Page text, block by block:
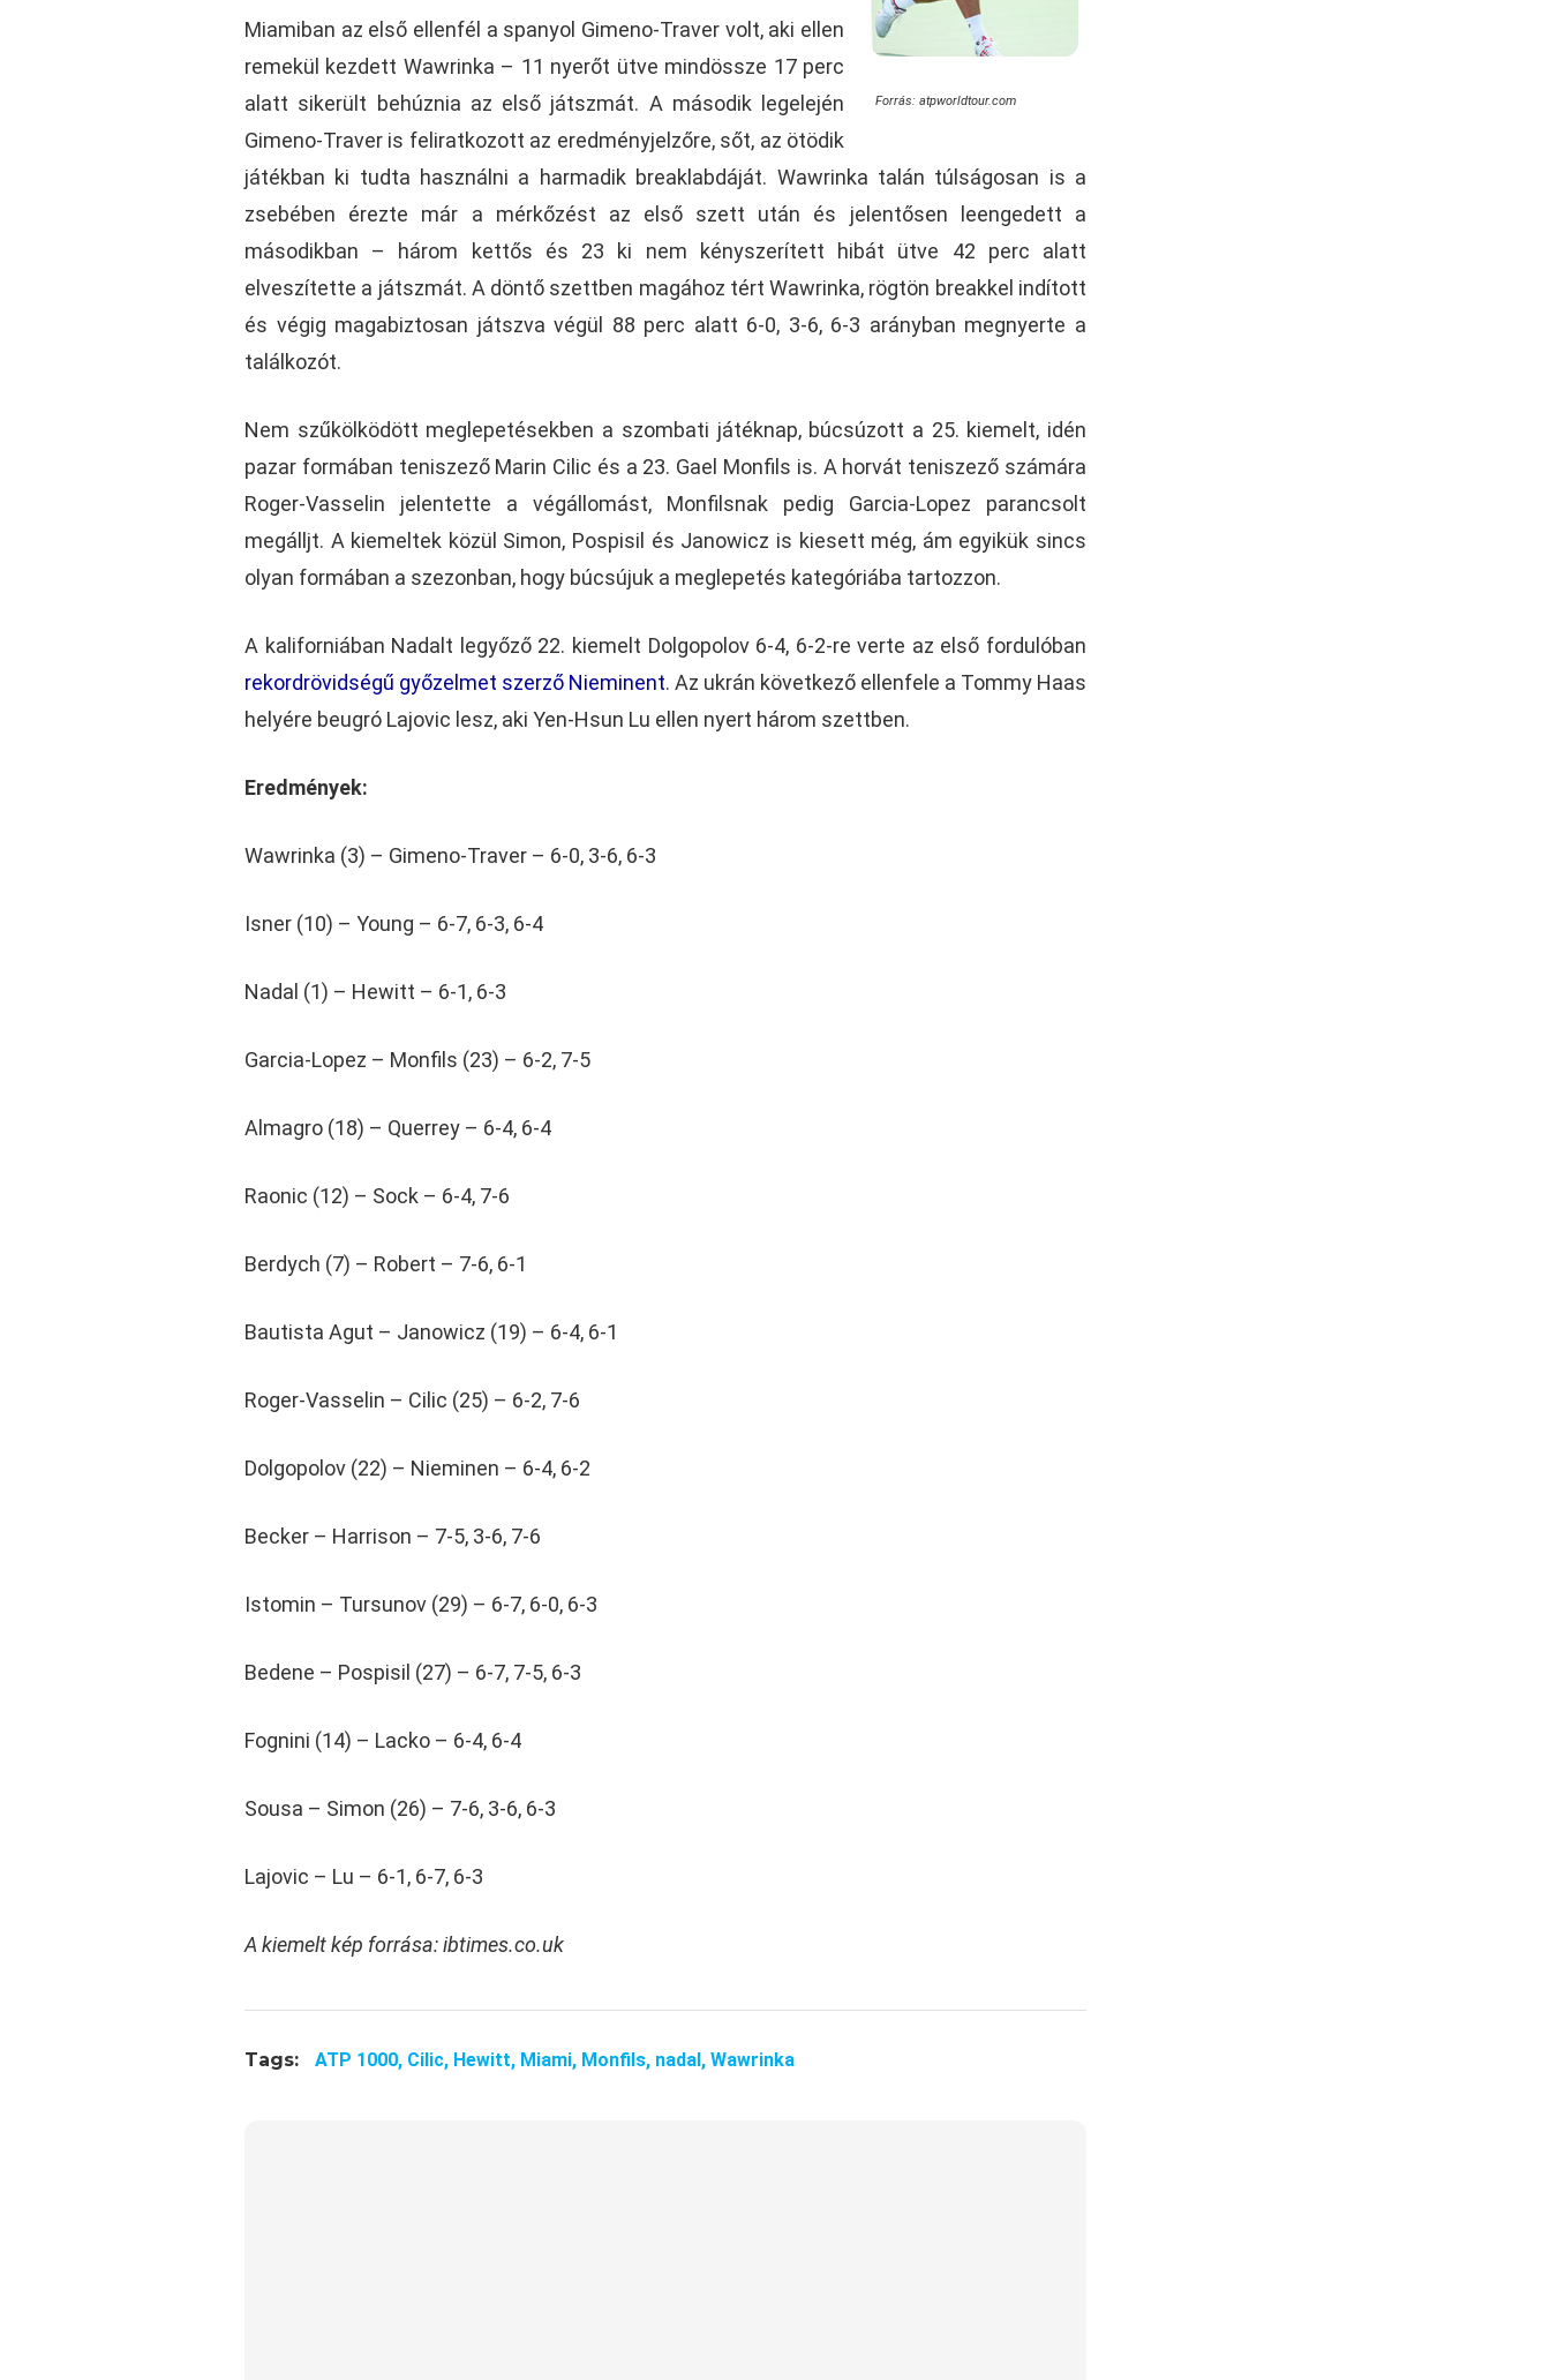
Forrás: atpworldtour.com
Miamiban az első ellenfél a spanyol Gimeno-Traver volt, aki ellen
remekül kezdett Wawrinka – 11 nyerőt ütve mindössze 17 perc
alatt sikerült behúznia az első játszmát. A második legelején
Gimeno-Traver is feliratkozott az eredményjelzőre, sőt, az ötödik
játékban ki tudta használni a harmadik breaklabdáját. Wawrinka talán túlságosan is a
zsebében érezte már a mérkőzést az első szett után és jelentősen leengedett a
másodikban – három kettős és 23 ki nem kényszerített hibát ütve 42 perc alatt
elveszítette a játszmát. A döntő szettben magához tért Wawrinka, rögtön breakkel indított
és végig magabiztosan játszva végül 88 perc alatt 6-0, 3-6, 6-3 arányban megnyerte a
találkozót.
Nem szűkölködött meglepetésekben a szombati játéknap, búcsúzott a 25. kiemelt, idén
pazar formában teniszező Marin Cilic és a 23. Gael Monfils is. A horvát teniszező számára
Roger-Vasselin jelentette a végállomást, Monfilsnak pedig Garcia-Lopez parancsolt
megálljt. A kiemeltek közül Simon, Pospisil és Janowicz is kiesett még, ám egyikük sincs
olyan formában a szezonban, hogy búcsújuk a meglepetés kategóriába tartozzon.
A kaliforniában Nadalt legyőző 22. kiemelt Dolgopolov 6-4, 6-2-re verte az első fordulóban
rekordrövidségű győzelmet szerző Nieminent. Az ukrán következő ellenfele a Tommy Haas
helyére beugró Lajovic lesz, aki Yen-Hsun Lu ellen nyert három szettben.
Eredmények:
Wawrinka (3) – Gimeno-Traver – 6-0, 3-6, 6-3
Isner (10) – Young – 6-7, 6-3, 6-4
Nadal (1) – Hewitt – 6-1, 6-3
Garcia-Lopez – Monfils (23) – 6-2, 7-5
Almagro (18) – Querrey – 6-4, 6-4
Raonic (12) – Sock – 6-4, 7-6
Berdych (7) – Robert – 7-6, 6-1
Bautista Agut – Janowicz (19) – 6-4, 6-1
Roger-Vasselin – Cilic (25) – 6-2, 7-6
Dolgopolov (22) – Nieminen – 6-4, 6-2
Becker – Harrison – 7-5, 3-6, 7-6
Istomin – Tursunov (29) – 6-7, 6-0, 6-3
Bedene – Pospisil (27) – 6-7, 7-5, 6-3
Fognini (14) – Lacko – 6-4, 6-4
Sousa – Simon (26) – 7-6, 3-6, 6-3
Lajovic – Lu – 6-1, 6-7, 6-3
A kiemelt kép forrása: ibtimes.co.uk
Tags: ATP 1000, Cilic, Hewitt, Miami, Monfils, nadal, Wawrinka